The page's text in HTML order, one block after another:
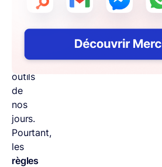
utilisent
ces
outils
de
nos
jours.
Pourtant,
les
règles